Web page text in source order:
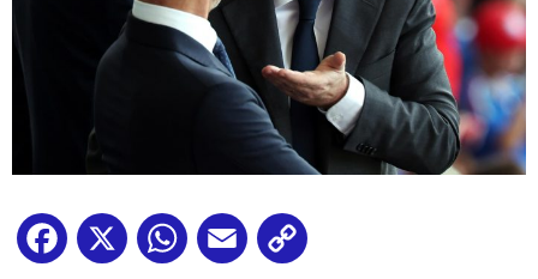
Facebook
X WhatsApp
Email